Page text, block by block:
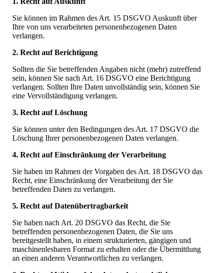
Sie können im Rahmen des Art. 15 DSGVO Auskunft über
Ihre von uns verarbeiteten personenbezogenen Daten
verlangen.
2. Recht auf Berichtigung
Sollten die Sie betreffenden Angaben nicht (mehr) zutreffend
sein, können Sie nach Art. 16 DSGVO eine Berichtigung
verlangen. Sollten Ihre Daten unvollständig sein, können Sie
eine Vervollständigung verlangen.
3. Recht auf Löschung
Sie können unter den Bedingungen des Art. 17 DSGVO die
Löschung Ihrer personenbezogenen Daten verlangen.
4. Recht auf Einschränkung der Verarbeitung
Sie haben im Rahmen der Vorgaben des Art. 18 DSGVO das
Recht, eine Einschränkung der Verarbeitung der Sie
betreffenden Daten zu verlangen.
5. Recht auf Datenübertragbarkeit
Sie haben nach Art. 20 DSGVO das Recht, die Sie
betreffenden personenbezogenen Daten, die Sie uns
bereitgestellt haben, in einem strukturierten, gängigen und
maschinenlesbaren Format zu erhalten oder die Übermittlung
an einen anderen Verantwortlichen zu verlangen.